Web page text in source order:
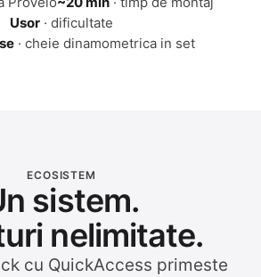
Usor · dificultate
· cheie dinamometrica in set
ECOSISTEM
sistem.
nelimitate.
cu QuickAccess primeste